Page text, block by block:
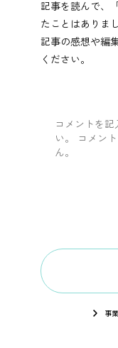
記事を読んで、
たことはありま
記事の感想や編
ください。
事